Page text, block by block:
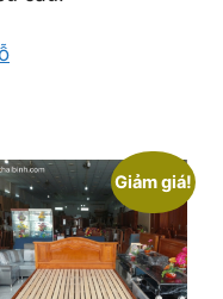
Giảm giá!